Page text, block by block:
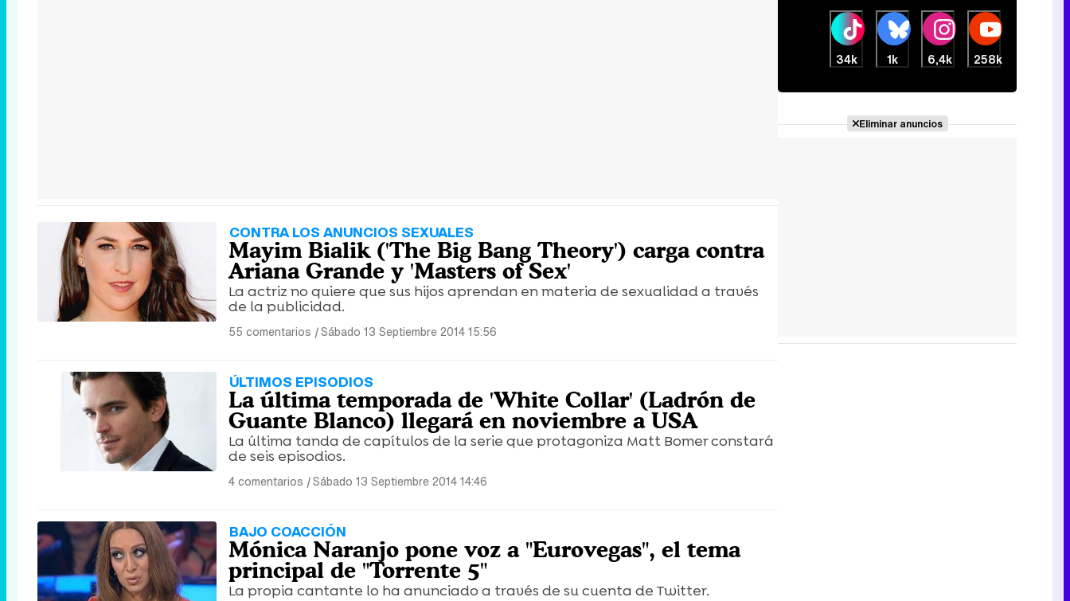
CONTRA LOS ANUNCIOS SEXUALES
Mayim Bialik ('The Big Bang Theory') carga contra
Ariana Grande y 'Masters of Sex'
La actriz no quiere que sus hijos aprendan en materia de sexualidad a través
de la publicidad.
55 comentarios |Sábado 13 Septiembre 2014 15:56
ÚLTIMOS EPISODIOS
La última temporada de 'White Collar' (Ladrón de
Guante Blanco) llegará en noviembre a USA
La última tanda de capítulos de la serie que protagoniza Matt Bomer constará
de seis episodios.
4 comentarios |Sábado 13 Septiembre 2014 14:46
BAJO COACCIÓN
Mónica Naranjo pone voz a "Eurovegas", el tema
principal de "Torrente 5"
La propia cantante lo ha anunciado a través de su cuenta de Twitter.
34k 1k 6,4k 258k
Eliminar anuncios